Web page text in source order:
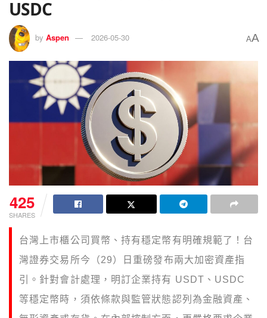
USDC
by Aspen 2026-05-30 AA
425
SHARES
台灣上市櫃公司買幣、持有穩定幣有明確規範了！台
灣證券交易所今（29）日重磅發布兩大加密資產指
引。針對會計處理，明訂企業持有 USDT、USDC
等穩定幣時，須依條款與監管狀態認列為金融資產、